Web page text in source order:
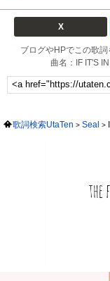
X
ブログやHPでこの歌
曲名：IF IT'S
歌詞検索UtaTen Seal